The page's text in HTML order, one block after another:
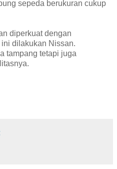
sepeda berukuran cukup
diperkuat dengan
dilakukan Nissan.
tampang tetapi juga